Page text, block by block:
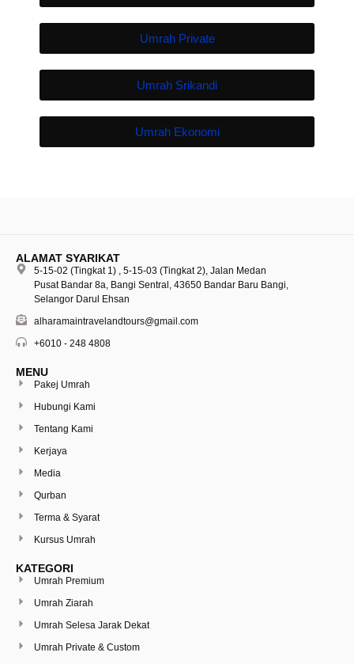
Umrah Private
Umrah Srikandi
Umrah Ekonomi
ALAMAT SYARIKAT
5-15-02 (Tingkat 1) , 5-15-03 (Tingkat 2), Jalan Medan
Pusat Bandar 8a, Bangi Sentral, 43650 Bandar Baru Bangi,
Selangor Darul Ehsan
alharamaintravelandtours@gmail.com
+6010 - 248 4808
MENU
Pakej Umrah
Hubungi Kami
Tentang Kami
Kerjaya
Media
Qurban
Terma & Syarat
Kursus Umrah
KATEGORI
Umrah Premium
Umrah Ziarah
Umrah Selesa Jarak Dekat
Umrah Private & Custom